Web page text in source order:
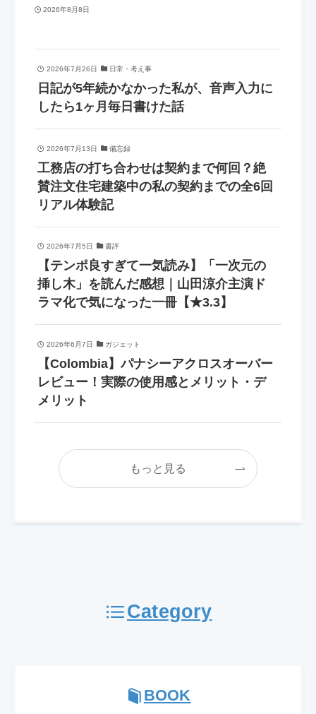
2026年8月8日
2026年7月26日 日常・考え事
日記が5年続かなかった私が、音声入力に
したら1ヶ月毎日書けた話
2026年7月13日 備忘録
工務店の打ち合わせは契約まで何回？絶
賛注文住宅建築中の私の契約までの全6回
リアル体験記
2026年7月5日 書評
【テンポ良すぎて一気読み】「一次元の
挿し木」を読んだ感想｜山田涼介主演ド
ラマ化で気になった一冊【★3.3】
2026年6月7日 ガジェット
【Colombia】パナシーアクロスオーバー
レビュー！実際の使用感とメリット・デ
メリット
もっと見る
Category
BOOK